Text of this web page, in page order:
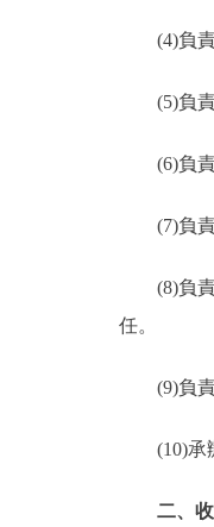
(4)負
(5)負
(6)負
(7)負
(8)負
任。
(9)負
(10)承
二、